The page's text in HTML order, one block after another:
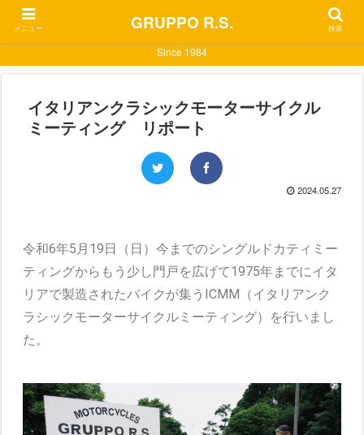
Since 1984
イタリアンクラシックモーターサイクル
ミーティング リポート
2024.05.27
令和6年5月19日（日）今までのシングルドカティミー
ティングからもう少し門戸を広げて1975年までにイタ
リアで製造されたバイクが集うICMM（イタリアンク
ラシックモーターサイクルミーティング）を行いまし
た。
メニュー GRUPPO R.S. 検索